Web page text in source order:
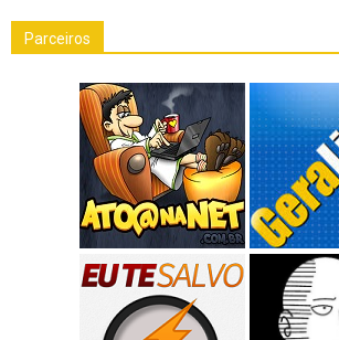
Parceiros